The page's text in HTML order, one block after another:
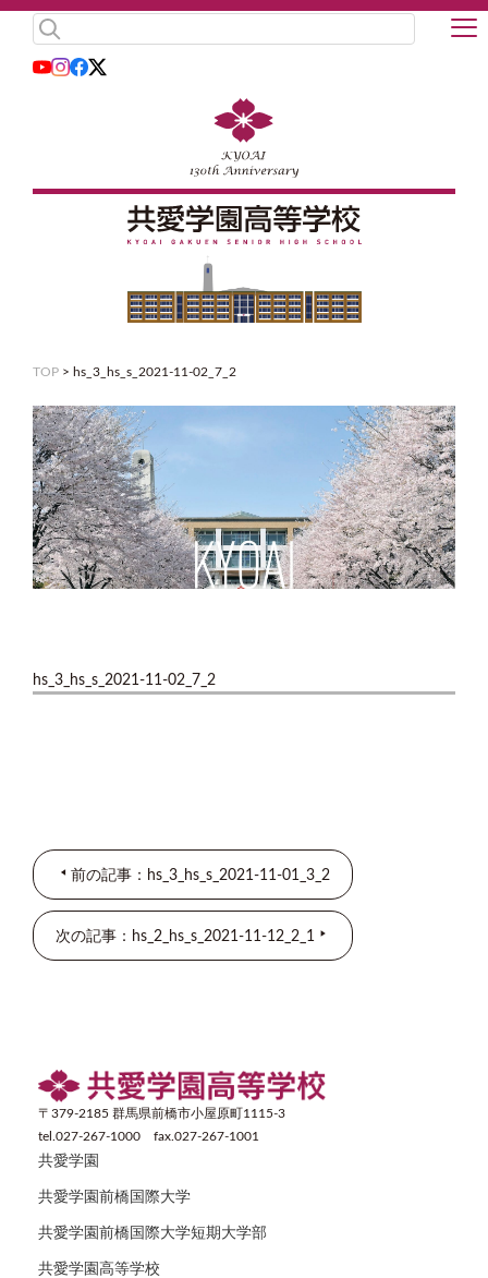
TOP > hs_3_hs_s_2021-11-02_7_2
hs_3_hs_s_2021-11-02_7_2
前の記事：hs_3_hs_s_2021-11-01_3_2
次の記事：hs_2_hs_s_2021-11-12_2_1
〒379-2185 群馬県前橋市小屋原町1115-3
tel.027-267-1000 fax.027-267-1001
共愛学園
共愛学園前橋国際大学
共愛学園前橋国際大学短期大学部
共愛学園高等学校